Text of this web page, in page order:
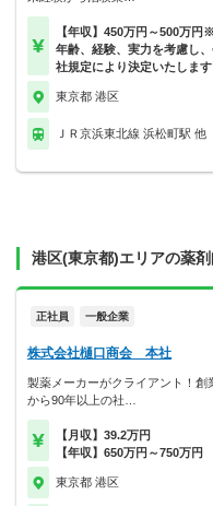
【年収】450万円～500万円※
年齢、経験、実力を考慮し
社規定により決定いたします
東京都 港区
ＪＲ京浜東北線 浜松町駅 他
港区(東京都)エリアの薬
正社員 一般企業
株式会社樋口商会 本社
製薬メーカーがクライアント！創
から90年以上の社…
【月収】39.2万円
【年収】650万円～750万円
東京都 港区